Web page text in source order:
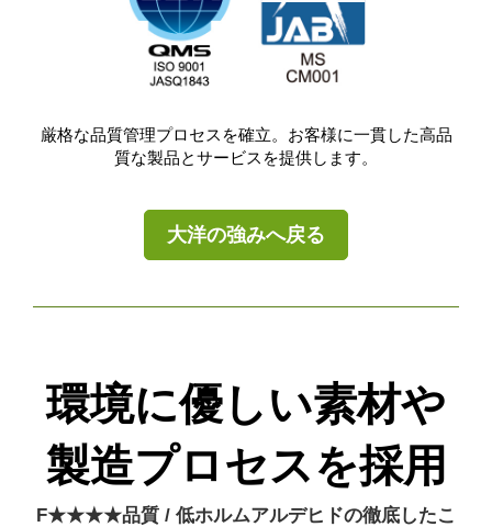
厳格な品質管理プロセスを確立。お客様に一貫した高品
質な製品とサービスを提供します。
大洋の強みへ戻る
環境に優しい素材や
製造プロセスを採用
F★★★★品質 / 低ホルムアルデヒドの徹底したこ